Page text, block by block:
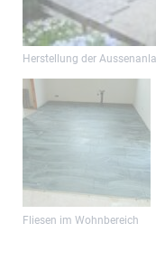
Herstellung der
Fliesen im Wohnbereich